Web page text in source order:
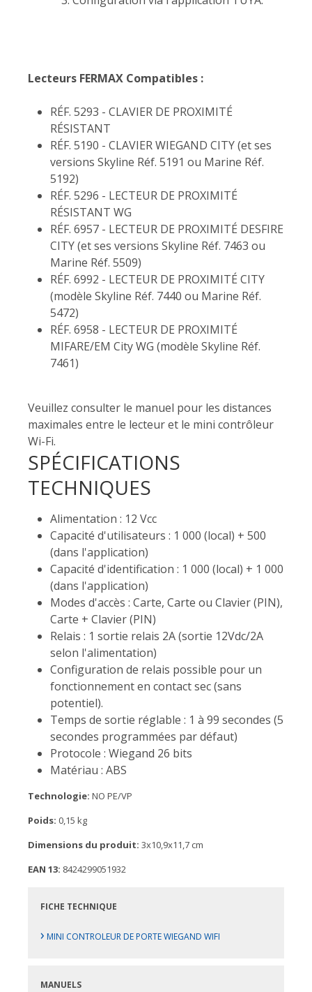
Lecteurs FERMAX Compatibles :
RÉF. 5293 - CLAVIER DE PROXIMITÉ
RÉSISTANT
RÉF. 5190 - CLAVIER WIEGAND CITY (et ses
versions Skyline Réf. 5191 ou Marine Réf.
5192)
RÉF. 5296 - LECTEUR DE PROXIMITÉ
RÉSISTANT WG
RÉF. 6957 - LECTEUR DE PROXIMITÉ DESFIRE
CITY (et ses versions Skyline Réf. 7463 ou
Marine Réf. 5509)
RÉF. 6992 - LECTEUR DE PROXIMITÉ CITY
(modèle Skyline Réf. 7440 ou Marine Réf.
5472)
RÉF. 6958 - LECTEUR DE PROXIMITÉ
MIFARE/EM City WG (modèle Skyline Réf.
7461)
Veuillez consulter le manuel pour les distances
maximales entre le lecteur et le mini contrôleur
Wi-Fi.
SPÉCIFICATIONS
TECHNIQUES
Alimentation : 12 Vcc
Capacité d'utilisateurs : 1 000 (local) + 500
(dans l'application)
Capacité d'identification : 1 000 (local) + 1 000
(dans l'application)
Modes d'accès : Carte, Carte ou Clavier (PIN),
Carte + Clavier (PIN)
Relais : 1 sortie relais 2A (sortie 12Vdc/2A
selon l'alimentation)
Configuration de relais possible pour un
fonctionnement en contact sec (sans
potentiel).
Temps de sortie réglable : 1 à 99 secondes (5
secondes programmées par défaut)
Protocole : Wiegand 26 bits
Matériau : ABS
Technologie: NO PE/VP
Poids: 0,15 kg
Dimensions du produit: 3x10,9x11,7 cm
EAN 13: 8424299051932
FICHE TECHNIQUE
› MINI CONTROLEUR DE PORTE WIEGAND WIFI
MANUELS